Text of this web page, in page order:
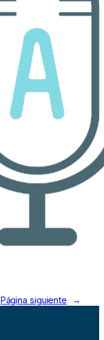
Página siguiente →